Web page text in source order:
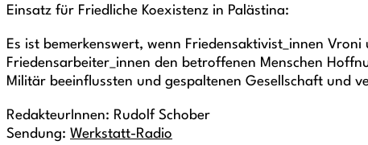
Einsatz für Friedliche Koexistenz in Palästina:
Es ist bemerkenswert, wenn Friedensaktivist_innen
Friedensarbeiter_innen den betroffenen Menschen
Militär beeinflussten und gespaltenen Gesellschaft und
RedakteurInnen: Rudolf Schober
Sendung: Werkstatt-Radio